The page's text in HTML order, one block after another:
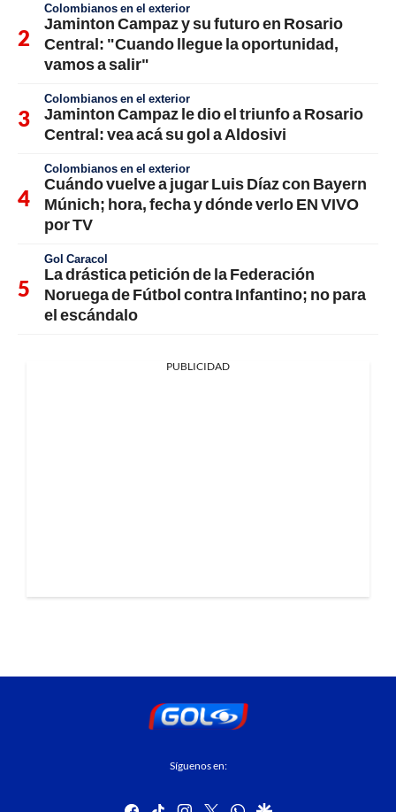
Colombianos en el exterior
Jaminton Campaz y su futuro en Rosario
Central: "Cuando llegue la oportunidad,
vamos a salir"
Colombianos en el exterior
Jaminton Campaz le dio el triunfo a Rosario
Central: vea acá su gol a Aldosivi
Colombianos en el exterior
Cuándo vuelve a jugar Luis Díaz con Bayern
Múnich; hora, fecha y dónde verlo EN VIVO
por TV
Gol Caracol
La drástica petición de la Federación
Noruega de Fútbol contra Infantino; no para
el escándalo
PUBLICIDAD
Síguenos en:
facebook
tiktok instagram
twitterwhatsapp
google